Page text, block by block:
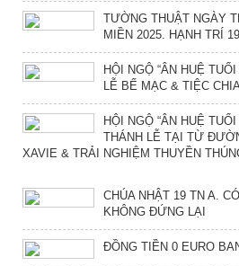
TƯỜNG THUẬT NGÀY
MIỀN 2025. HẠNH TRÍ
HỘI NGỘ “ÂN HUỆ
LỄ BẾ MẠC & TIỆC
HỘI NGỘ “ÂN HUỆ
THÁNH LỄ TẠI TỪ
XAVIE & TRẢI NGHIỆM THUYỀN
CHÚA NHẬT 19 TN A.
KHÔNG ĐỨNG LẠI
ĐỒNG TIỀN 0 EURO